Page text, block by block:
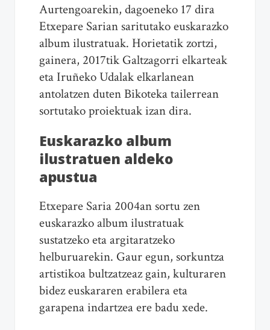
Aurtengoarekin, dagoeneko 17 dira
Etxepare Sarian saritutako euskarazko
album ilustratuak. Horietatik zortzi,
gainera, 2017tik Galtzagorri elkarteak
eta Iruñeko Udalak elkarlanean
antolatzen duten Bikoteka tailerrean
sortutako proiektuak izan dira.
Euskarazko album
ilustratuen aldeko
apustua
Etxepare Saria 2004an sortu zen
euskarazko album ilustratuak
sustatzeko eta argitaratzeko
helburuarekin. Gaur egun, sorkuntza
artistikoa bultzatzeaz gain, kulturaren
bidez euskararen erabilera eta
garapena indartzea ere badu xede.